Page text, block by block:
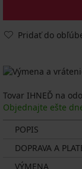
Pridať do
Tovar IHNEĎ na
Objednajte ešte
POPIS
DOPRAVA A
VÝMENA